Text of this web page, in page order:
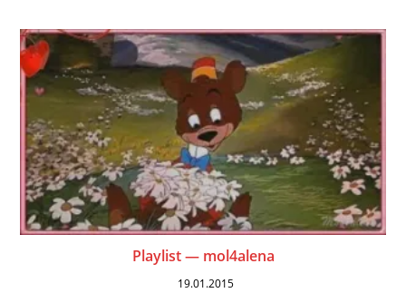
Playlist — mol4alena
19.01.2015